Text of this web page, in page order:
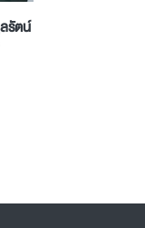
รัตน์